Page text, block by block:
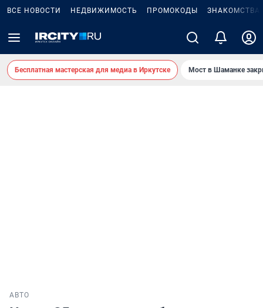
ВСЕ НОВОСТИ НЕДВИЖИМОСТЬ ПРОМОКОДЫ ЗНАКОМСТВА
Бесплатная мастерская для медиа в Иркутске Мост в Шаманке
АВТО